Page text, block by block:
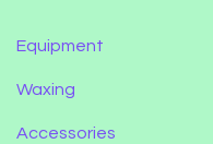
Equipment
Waxing
Accessories